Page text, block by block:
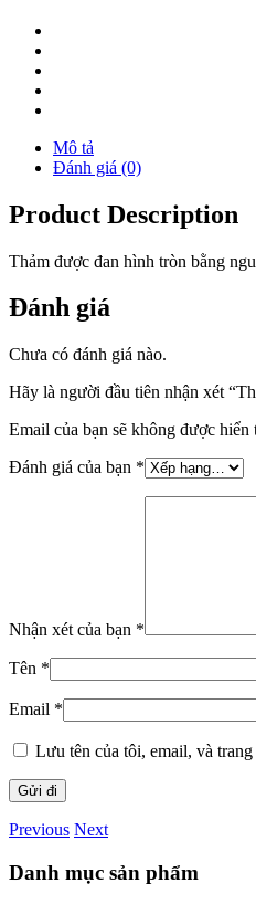
Mô tả
Đánh giá (0)
Product Description
Thảm được đan hình tròn bằng
Đánh giá
Chưa có đánh giá nào.
Hãy là người đầu tiên nhận xét
Email của bạn sẽ không được hiển
Đánh giá của bạn *
Nhận xét của bạn *
Tên *
Email *
Lưu tên của tôi, email, và
Previous Next
Danh mục sản phẩm